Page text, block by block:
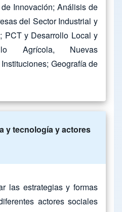
Innovación; Análisis de
del Sector Industrial y
PCT y Desarrollo Local y
Agrícola, Nuevas
Geografía de
y tecnología y actores
las estrategias y formas
actores sociales